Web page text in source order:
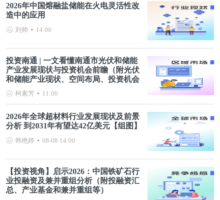
2026年中国熔融盐储能在火电灵活性改
造中的应用
刘帅 14:00
投资南通 | 一文看懂南通市光伏和储能
产业发展现状与投资机会前瞻（附光伏
和储能产业现状、空间布局、投资机会
分析等）
柯素芳 11:00
2026年全球超材料行业发展现状及前景
分析 到2031年有望达42亿美元【组图】
韩艳婷 08-08 14:00
【投资视角】启示2026：中国铁矿石行
业投融资及兼并重组分析（附投融资汇
总、产业基金和兼并重组等）